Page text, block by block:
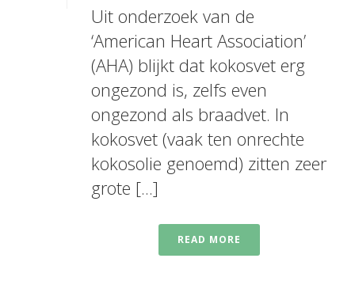
Uit onderzoek van de
‘American Heart Association’
(AHA) blijkt dat kokosvet erg
ongezond is, zelfs even
ongezond als braadvet. In
kokosvet (vaak ten onrechte
kokosolie genoemd) zitten zeer
grote [...]
READ MORE